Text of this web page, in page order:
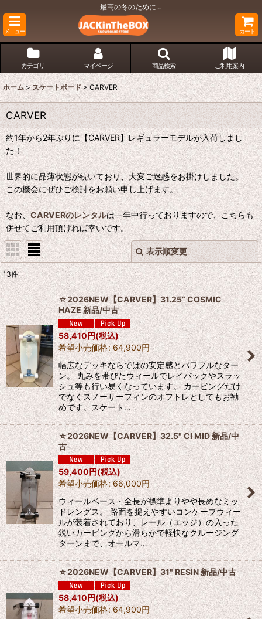
最高の冬のために…
メニュー カート
カテゴリ マイページ 商品検索 ご利用案内
ホーム > スケートボード > CARVER
CARVER
約1年から2年ぶりに【CARVER】レギュラーモデルが入荷しまし
た！
世界的に品薄状態が続いており、大変ご迷惑をお掛けしました。
この機会にぜひご検討をお願い申し上げます。
なお、CARVERのレンタルは一年中行っておりますので、こちらも
併せてご利用頂ければ幸いです。
表示順変更
表示数:
並び順:
絞り込む
閉じる
13件
☆2026NEW【CARVER】31.25” COSMIC
HAZE 新品/中古
58,410円(税込)
希望小売価格: 64,900円
幅広なデッキならではの安定感とパワフルなター
ン。 丸みを帯びたウィールでレイバックやスラッ
シュ等も行い易くなっています。 カービングだけ
でなくスノーサーフィンのオフトレとしてもお勧
めです。スケート…
☆2026NEW【CARVER】32.5" CI MID 新品/中
古
59,400円(税込)
希望小売価格: 66,000円
ウィールベース・全長が標準よりやや長めなミッ
ドレングス。 路面を捉えやすいコンケーブウィー
ルが装着されており、レール（エッジ）の入った
鋭いカービングから滑らかで軽快なクルージング
ターンまで、オールマ…
☆2026NEW【CARVER】31" RESIN 新品/中古
58,410円(税込)
希望小売価格: 64,900円